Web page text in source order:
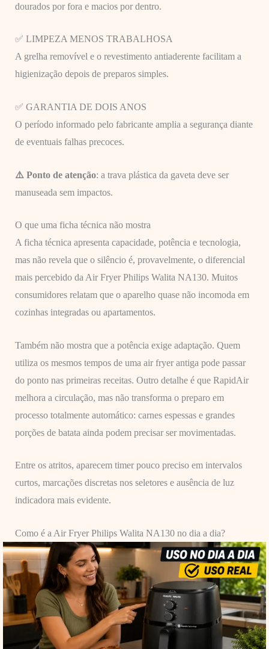
dourados por fora e macios por dentro.
✅ LIMPEZA MENOS TRABALHOSA
A grelha removível e o revestimento antiaderente facilitam a
higienização depois de preparos simples.
✅ GARANTIA DE DOIS ANOS
O período informado pelo fabricante amplia a segurança diante
de eventuais falhas precoces.
⚠️ Ponto de atenção: a trava plástica da gaveta deve ser
manuseada sem impactos.
O que uma ficha técnica não mostra
A ficha técnica apresenta capacidade, potência e tecnologia,
mas não revela que o silêncio é, provavelmente, o diferencial
mais percebido da Air Fryer Philips Walita NA130. Muitos
consumidores relatam que o aparelho quase não incomoda em
cozinhas integradas ou apartamentos.
Também não mostra que a potência exige adaptação. Quem
utiliza os mesmos tempos de uma air fryer antiga pode passar
do ponto nas primeiras receitas. Outro detalhe é que RapidAir
melhora a circulação, mas não transforma o preparo em
processo totalmente automático: carnes espessas e grandes
porções de batata ainda podem precisar ser movimentadas.
Entre os atritos, aparecem timer pouco preciso em intervalos
curtos, marcações discretas nos seletores e ausência de luz
indicadora mais evidente.
Como é a Air Fryer Philips Walita NA130 no dia a dia?